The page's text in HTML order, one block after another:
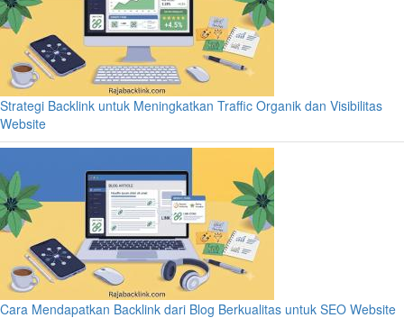
Strategi Backlink untuk Meningkatkan Traffic Organik dan Visibilitas
Website
Cara Mendapatkan Backlink dari Blog Berkualitas untuk SEO Website